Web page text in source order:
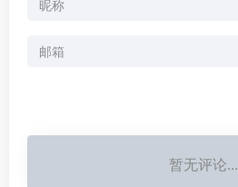
暂无评论...